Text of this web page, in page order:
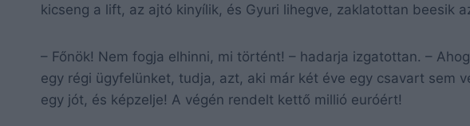
kicseng a lift, az ajtó kinyílik, és Gyuri lihegve, zaklatottan beesik
– Főnök! Nem fogja elhinni, mi történt! – hadarja izgatottan. –
egy régi ügyfelünket, tudja, azt, aki már két éve egy csavart sem
egy jót, és képzelje! A végén rendelt kettő millió euróért!